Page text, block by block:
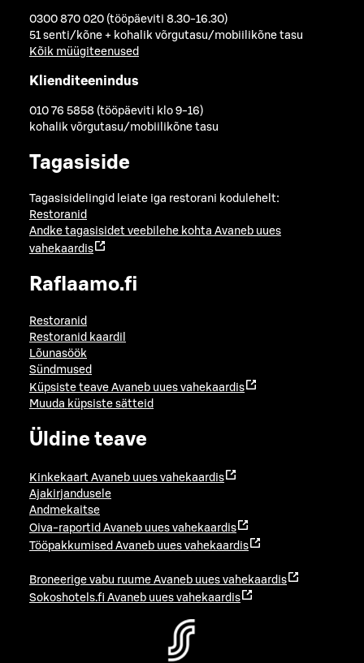
0300 870 020 (tööpäeviti 8.30-16.30)
51 senti/kõne + kohalik võrgutasu/mobiilikõne tasu
Kõik müügiteenused
Klienditeenindus
010 76 5858 (tööpäeviti klo 9-16)
kohalik võrgutasu/mobiilikõne tasu
Tagasiside
Tagasisidelingid leiate iga restorani kodulehelt:
Restoranid
Andke tagasisidet veebilehe kohta Avaneb uues
vahekaardis
Raflaamo.fi
Restoranid
Restoranid kaardil
Lõunasöök
Sündmused
Küpsiste teave Avaneb uues vahekaardis
Muuda küpsiste sätteid
Üldine teave
Kinkekaart Avaneb uues vahekaardis
Ajakirjandusele
Andmekaitse
Oiva-raportid Avaneb uues vahekaardis
Tööpakkumised Avaneb uues vahekaardis
Broneerige vabu ruume Avaneb uues vahekaardis
Sokoshotels.fi Avaneb uues vahekaardis